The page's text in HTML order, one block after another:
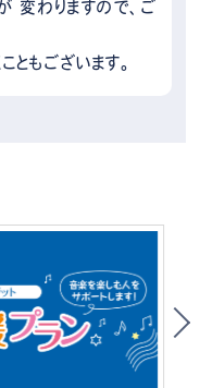
変わりますので、ご
ともございます。